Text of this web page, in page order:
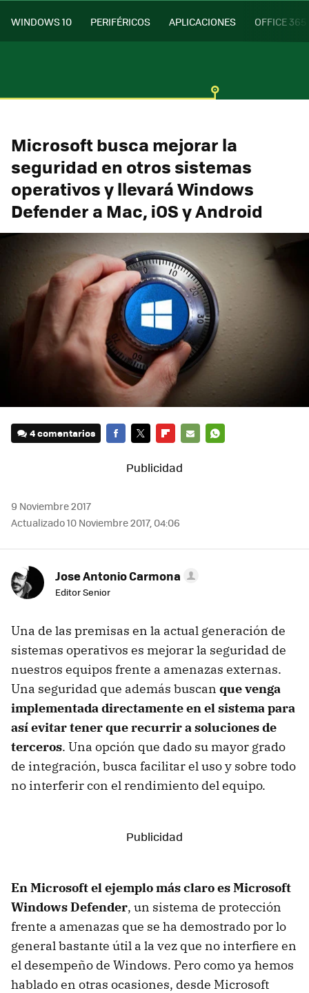
WINDOWS 10 PERIFÉRICOS APLICACIONES OFFICE 365
Microsoft busca mejorar la
seguridad en otros sistemas
operativos y llevará Windows
Defender a Mac, iOS y Android
4 comentarios
MAIL
9 Noviembre 2017
Actualizado 10 Noviembre 2017, 04:06
Jose Antonio Carmona
Editor Senior
Una de las premisas en la actual generación de
sistemas operativos es mejorar la seguridad de
nuestros equipos frente a amenazas externas.
Una seguridad que además buscan que venga
implementada directamente en el sistema para
así evitar tener que recurrir a soluciones de
terceros. Una opción que dado su mayor grado
de integración, busca facilitar el uso y sobre todo
no interferir con el rendimiento del equipo.
En Microsoft el ejemplo más claro es Microsoft
Windows Defender, un sistema de protección
frente a amenazas que se ha demostrado por lo
general bastante útil a la vez que no interfiere en
el desempeño de Windows. Pero como ya hemos
hablado en otras ocasiones, desde Microsoft